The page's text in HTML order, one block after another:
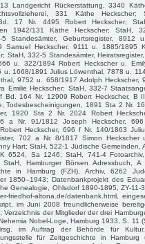
Landgericht Rückerstattung, 3340
331 Käthe Heckscher;
17 Nr. 4495 Robert Heckscher;
1942/131 Käthe Heckscher; StaH,
Standesämter, Geburtsregister, 8912
Samuel Heckscher, 9111 u. 1885/1895
StaH, 332-5 Standesämter,
u. 322/1894 Robert Heckscher u.
u. 1668/1891 Julius Löwenthal, 7878 u.
9752 u. 658/1917 Adolph Heckscher,
Emilie Heckscher; StaH, 332-7
Bd. 164 Nr. 12909 Robert Heckscher, B
Todesbescheinigungen, 1891 Sta 2 Nr.
1920 Sta 2 Nr. 2024 Robert
a Nr. 91/1812 Joseph Heckscher,
Heckscher, 696 f Nr. 140/1863
702 a Nr. 8/1817 Simon
Hart; StaH, 522-1 Jüdische Gemeinden,
6524, Sa 1246; StaH, 741-4
Hamburger Börsen Adressbuch,
in Hamburg (FZH), Archiv, 6262
1850–1943; Datenbankprojekt des
Genealogie, Ohlsdorf 1890-1895, ZY-
friedhof-altona.de/datenbank.html,
im Juni 2008 freundlicherweise
Verzeichnis der Mitglieder der drei
Nobel-Loge, Hamburg 1933, S. 11
im Auftrag der Behörde für
für Zeitgeschichte in Hamburg